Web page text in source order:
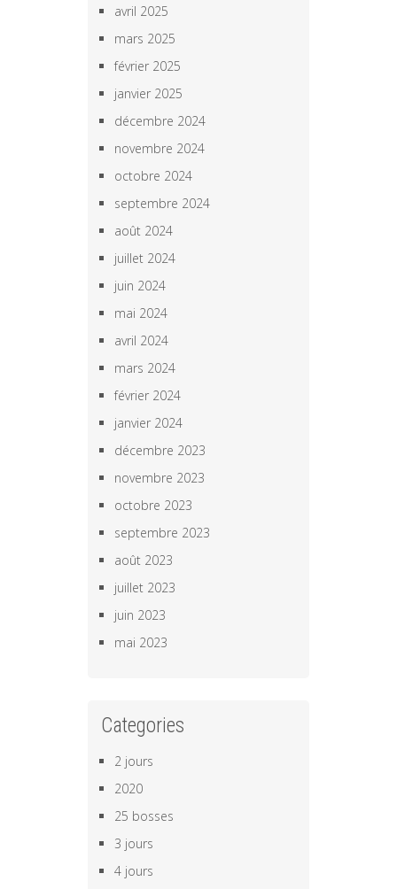
avril 2025
mars 2025
février 2025
janvier 2025
décembre 2024
novembre 2024
octobre 2024
septembre 2024
août 2024
juillet 2024
juin 2024
mai 2024
avril 2024
mars 2024
février 2024
janvier 2024
décembre 2023
novembre 2023
octobre 2023
septembre 2023
août 2023
juillet 2023
juin 2023
mai 2023
Categories
2 jours
2020
25 bosses
3 jours
4 jours